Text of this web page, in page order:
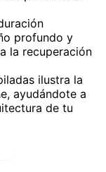
profundo y
la recuperación
ilustra la
ayudándote a
de tu